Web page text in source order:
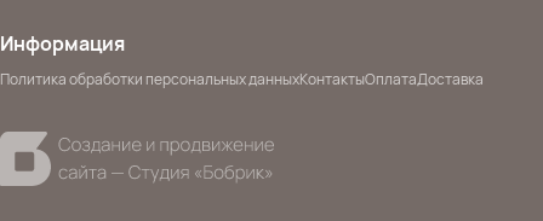
Информация
Политика обработки персональных данныхКонтактыОплатаДоставка